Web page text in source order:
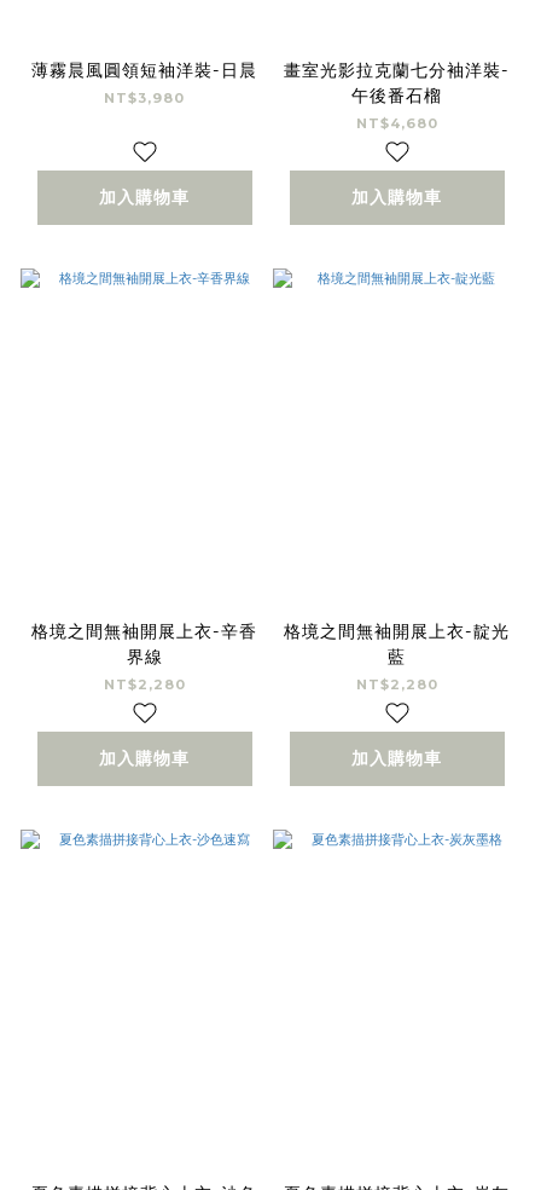
薄霧晨風圓領短袖洋裝-日晨
NT$3,980
加入購物車
畫室光影拉克蘭七分袖洋裝-
午後番石榴
NT$4,680
加入購物車
格境之間無袖開展上衣-辛香
界線
NT$2,280
加入購物車
格境之間無袖開展上衣-靛光
藍
NT$2,280
加入購物車